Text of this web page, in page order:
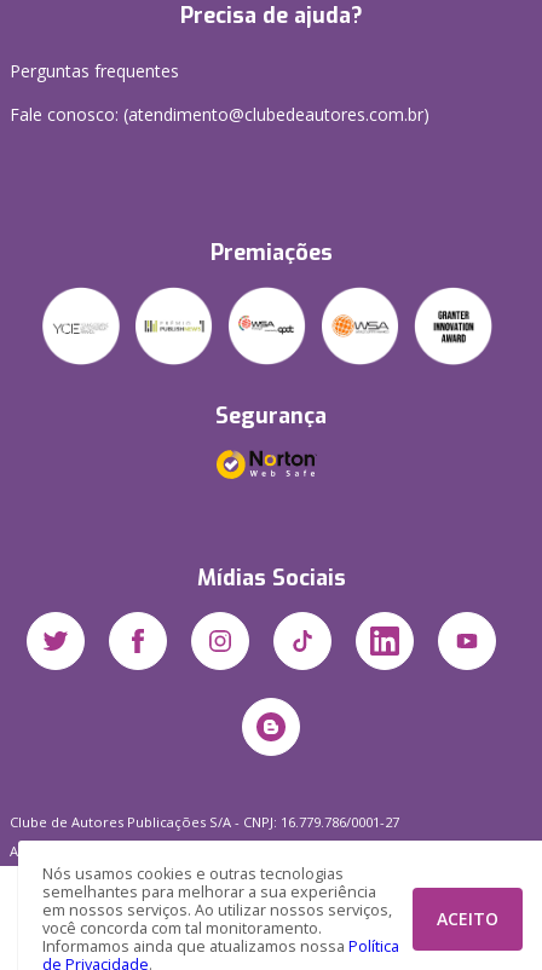
Nós usamos cookies e outras tecnologias
semelhantes para melhorar a sua experiência
em nossos serviços. Ao utilizar nossos serviços,
você concorda com tal monitoramento.
Informamos ainda que atualizamos nossa Política
de Privacidade.
ACEITO
Precisa de ajuda?
Perguntas frequentes
Fale conosco: (atendimento@clubedeautores.com.br)
Premiações
Segurança
Mídias Sociais
Clube de Autores Publicações S/A - CNPJ: 16.779.786/0001-27
Av. Juscelino Kubitscheck, 350 - 2 andar - Centro, Joinville - SC, 89201-100